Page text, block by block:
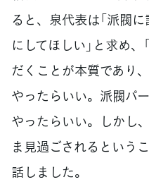
ると、泉代表は「派閥
にしてほしい」と求め
だくことが本質であり
やったらいい。派閥パ
やったらいい。しかし
ま見過ごされるという
話しました。